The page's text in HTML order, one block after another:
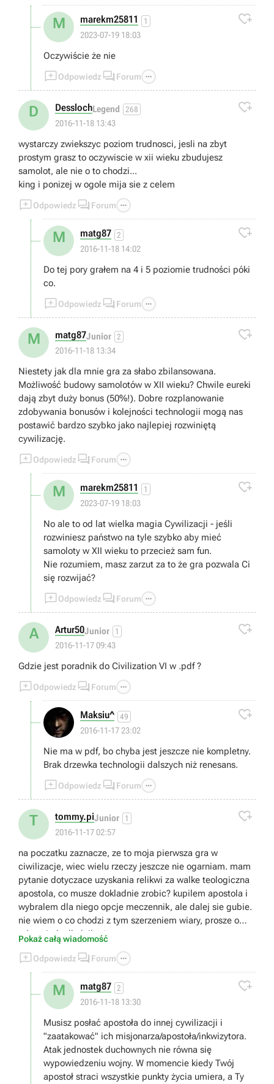
M
marekm25811 1
2023-07-19 18:03

Oczywiście że nie
Odpowiedz  Forum 
D DesslochLegend 268
2016-11-18 13:43

wystarczy zwiekszyc poziom trudnosci, jesli na zbyt
prostym grasz to oczywiscie w xii wieku zbudujesz
samolot, ale nie o to chodzi...
king i ponizej w ogole mija sie z celem
Odpowiedz  Forum 
M matg87 2
2016-11-18 14:02

Do tej pory grałem na 4 i 5 poziomie trudności póki
co.
Odpowiedz  Forum 
M matg87Junior 2
2016-11-18 13:34

Niestety jak dla mnie gra za słabo zbilansowana.
Możliwość budowy samolotów w XII wieku? Chwile eureki
dają zbyt duży bonus (50%!). Dobre rozplanowanie
zdobywania bonusów i kolejności technologii mogą nas
postawić bardzo szybko jako najlepiej rozwiniętą
cywilizację.
Odpowiedz  Forum 
M marekm25811 1
2023-07-19 18:03

No ale to od lat wielka magia Cywilizacji - jeśli
rozwiniesz państwo na tyle szybko aby mieć
samoloty w XII wieku to przecież sam fun.
Nie rozumiem, masz zarzut za to że gra pozwala Ci
się rozwijać?
Odpowiedz  Forum 
A Artur50Junior 1
2016-11-17 09:43

Gdzie jest poradnik do Civilization VI w .pdf ?
Odpowiedz  Forum 
Maksiu^ 49
2016-11-17 23:02

Nie ma w pdf, bo chyba jest jeszcze nie kompletny.
Brak drzewka technologii dalszych niż renesans.
Odpowiedz  Forum 
T tommy.piJunior 1
2016-11-17 02:57

na poczatku zaznacze, ze to moja pierwsza gra w
ciwilizacje, wiec wielu rzeczy jeszcze nie ogarniam. mam
pytanie dotyczace uzyskania relikwi za walke teologiczna
apostola, co musze dokladnie zrobic? kupilem apostola i
wybralem dla niego opcje meczennik, ale dalej sie gubie.
nie wiem o co chodzi z tym szerzeniem wiary, prosze o
odpowiedz dla laika :)
Pokaż całą wiadomość
Odpowiedz  Forum 
M matg87 2
2016-11-18 13:30

Musisz posłać apostoła do innej cywilizacji i
"zaatakować" ich misjonarza/apostoła/inkwizytora.
Atak jednostek duchownych nie równa się
wypowiedzeniu wojny. W momencie kiedy Twój
apostoł straci wszystkie punkty życia umiera, a Ty